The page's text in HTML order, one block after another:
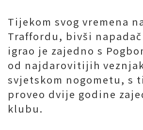
Tijekom svog vremena
Traffordu, bivši
igrao je zajedno s
od najdarovitijih
svjetskom nogometu, s
proveo dvije godine
klubu.